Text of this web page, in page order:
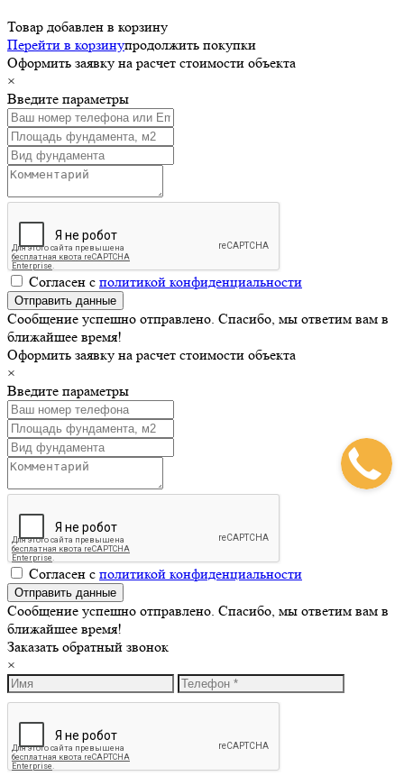
Товар добавлен в корзину
Перейти в корзинупродолжить покупки
Оформить заявку на расчет стоимости объекта
×
Введите параметры
Согласен с политикой конфиденциальности
Сообщение успешно отправлено. Спасибо, мы ответим вам в
ближайшее время!
Оформить заявку на расчет стоимости объекта
×
Введите параметры
Согласен с политикой конфиденциальности
Сообщение успешно отправлено. Спасибо, мы ответим вам в
ближайшее время!
Заказать обратный звонок
×